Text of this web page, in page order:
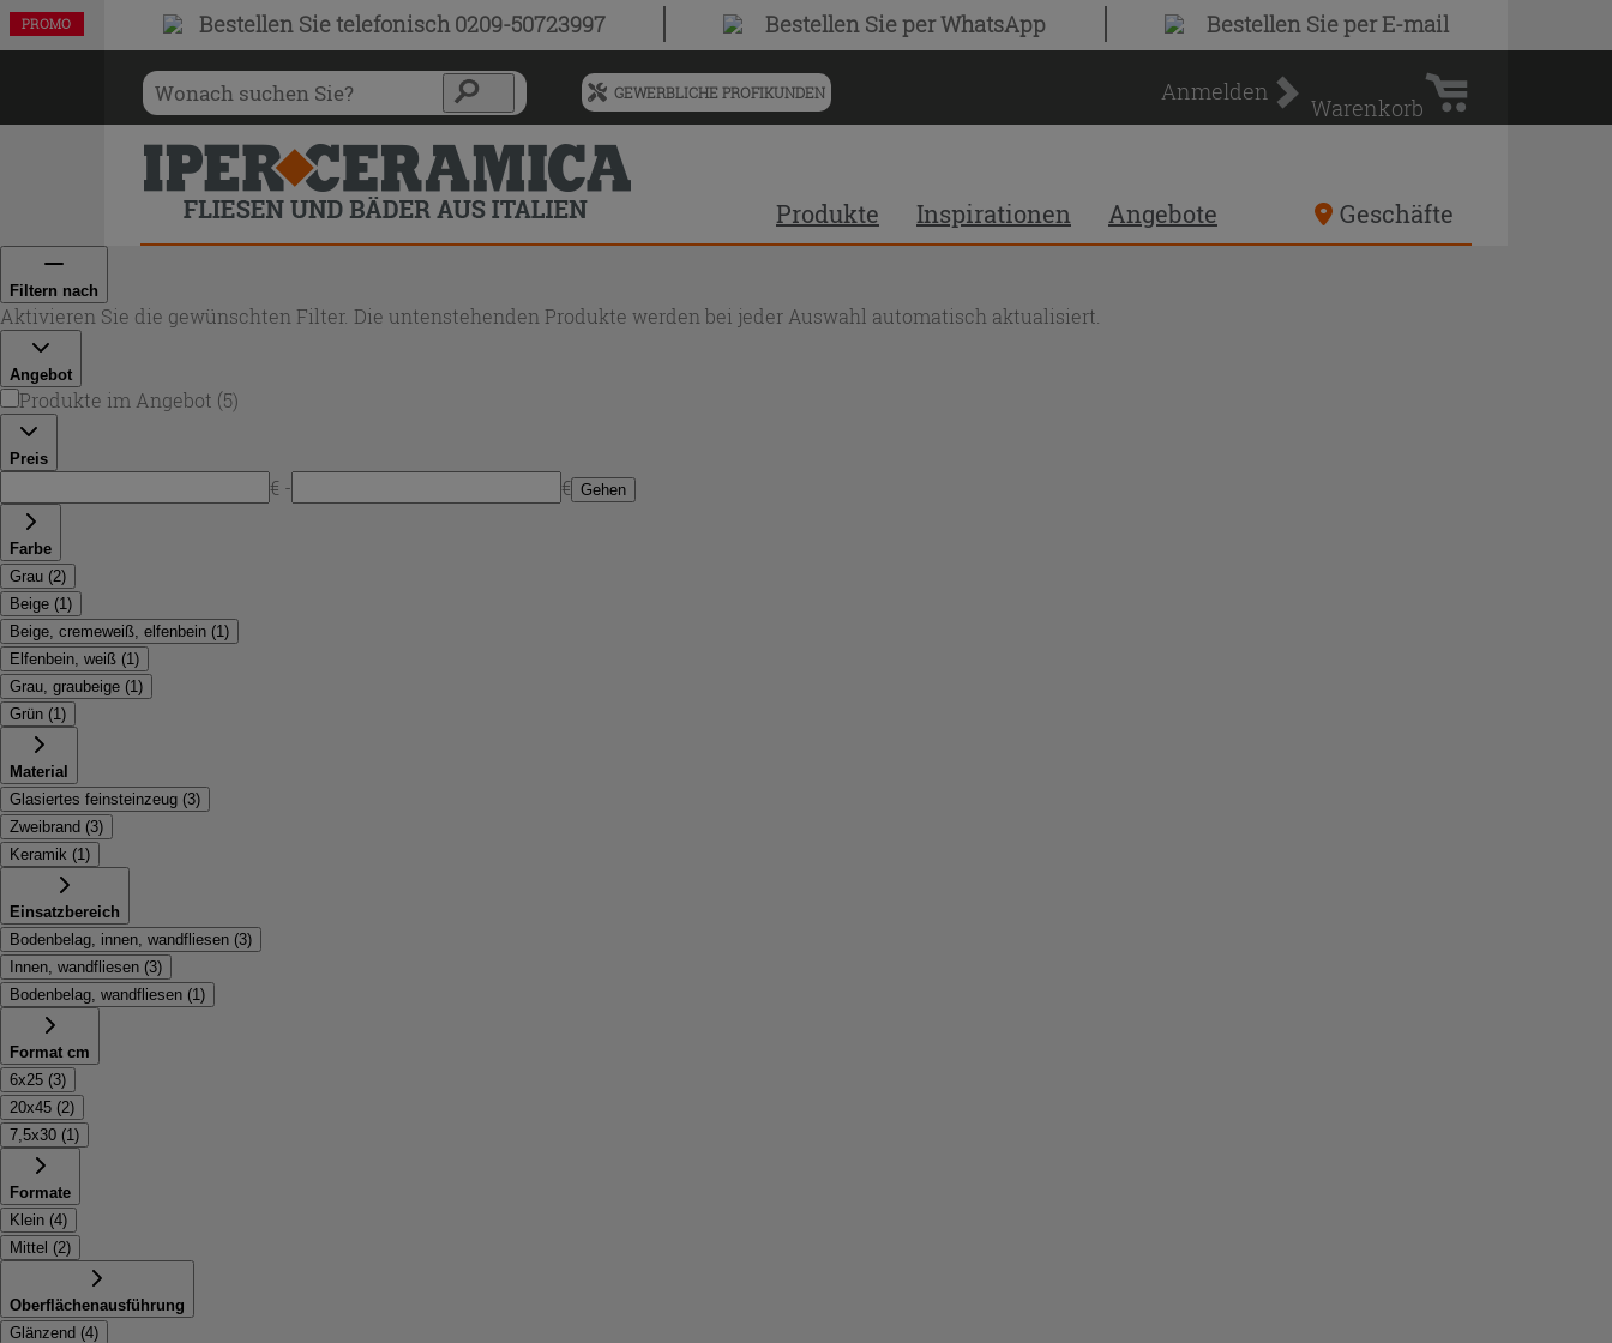
Bestellen Sietelefonisch 0209-50723997 Bestellen Sieper WhatsApp Bestellen Sieper E-mail
Menü
vorgeschlagenen
Siteinhalt
und
Suchprotokoll
GEWERBLICHE PROFIKUNDEN Anmelden
Warenkorb
Warenkorb
Produkte Inspirationen Angebote Geschäfte
Filtern nach
Aktivieren Sie die gewünschten Filter. Die untenstehenden Produkte werden bei jeder Auswahl automatisch aktualisiert.
Angebot
Produkte im Angebot (5)
Preis
€ - € Gehen
Farbe
Grau (2)
Beige (1)
Beige, cremeweiß, elfenbein (1)
Elfenbein, weiß (1)
Grau, graubeige (1)
Grün (1)
Material
Glasiertes feinsteinzeug (3)
Zweibrand (3)
Keramik (1)
Einsatzbereich
Bodenbelag, innen, wandfliesen (3)
Innen, wandfliesen (3)
Bodenbelag, wandfliesen (1)
Format cm
6x25 (3)
20x45 (2)
7,5x30 (1)
Formate
Klein (4)
Mittel (2)
Oberflächenausführung
Glänzend (4)
PROMO
PROMO
PROMO
PROMO
PROMO